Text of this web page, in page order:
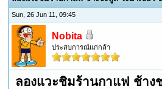
Sun, 26 Jun 11, 09:45
Nobita
ประสบการณ์แก่กล้า
ลองแวะชิมร้านกาแฟ ช้าง